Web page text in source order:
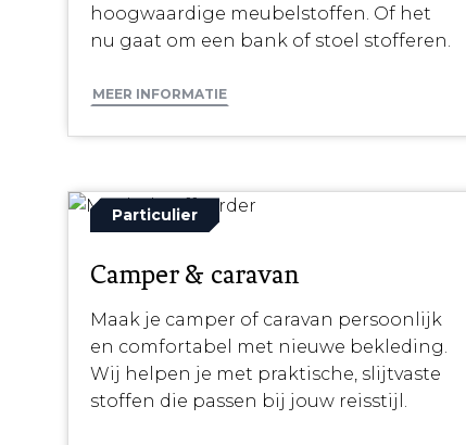
hoogwaardige meubelstoffen. Of het
nu gaat om een bank of stoel stofferen.
MEER INFORMATIE
Particulier
Camper & caravan
Maak je camper of caravan persoonlijk
en comfortabel met nieuwe bekleding.
Wij helpen je met praktische, slijtvaste
stoffen die passen bij jouw reisstijl.